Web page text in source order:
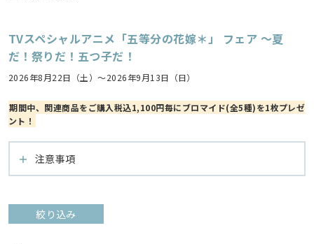
TVスペシャルアニメ「五等分の花嫁＊」 フェア ～夏
だ！祭りだ！五つ子だ！
2026年8月22日（土）～2026年9月13日（日）
期間中、関連商品をご購入税込1,100円毎にブロマイド(全5種)を1枚プレゼ
ント！
注意事項
絞り込み